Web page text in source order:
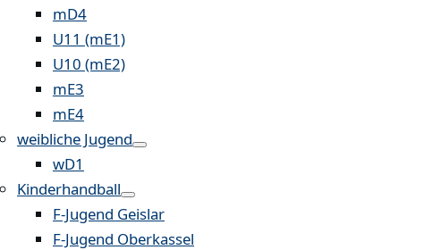
mD4
U11 (mE1)
U10 (mE2)
mE3
mE4
weibliche Jugend
wD1
Kinderhandball
F-Jugend Geislar
F-Jugend Oberkassel